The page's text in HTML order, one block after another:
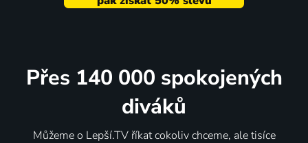
Přes 140 000 spokojených
diváků
Můžeme o Lepší.TV říkat cokoliv chceme, ale tisíce